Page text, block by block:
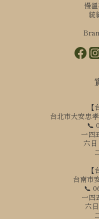
慢
統
台北市大安忠
📞
一四
六日
台南市
📞
一四
六